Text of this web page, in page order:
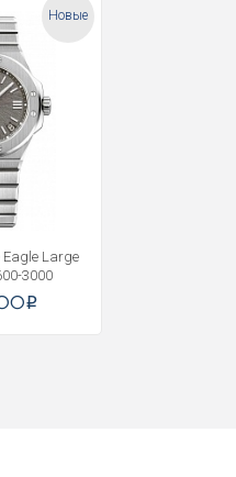
Новые
Large
3000
i
на почту